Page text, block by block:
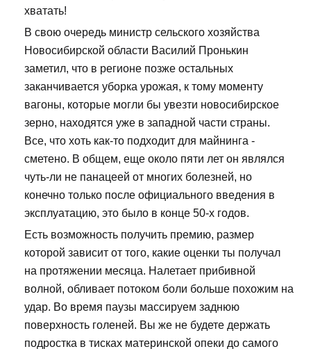
хватать!
В свою очередь министр сельского хозяйства
Новосибирской области Василий Пронькин
заметил, что в регионе позже остальных
заканчивается уборка урожая, к тому моменту
вагоны, которые могли бы увезти новосибирское
зерно, находятся уже в западной части страны.
Все, что хоть как-то подходит для майнинга -
сметено. В общем, еще около пяти лет он являлся
чуть-ли не панацеей от многих болезней, но
конечно только после официального введения в
эксплуатацию, это было в конце 50-х годов.
Есть возможность получить премию, размер
которой зависит от того, какие оценки ты получал
на протяжении месяца. Налетает прибивной
волной, обливает потоком боли больше похожим на
удар. Во время паузы массируем заднюю
поверхность голеней. Вы же не будете держать
подростка в тисках материнской опеки до самого